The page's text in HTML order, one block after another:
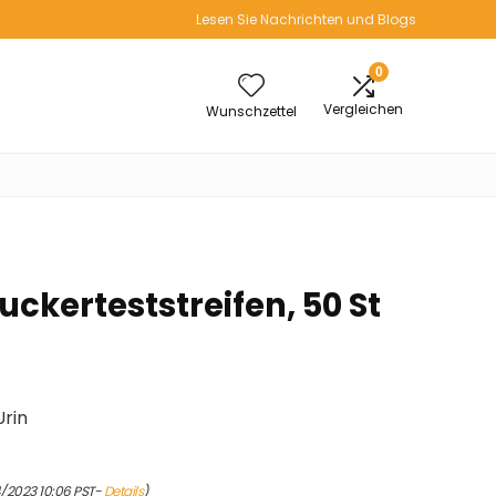
Lesen Sie Nachrichten und Blogs
Wunschzettel
0
Vergleichen
50 St
10:06 PST-Details)